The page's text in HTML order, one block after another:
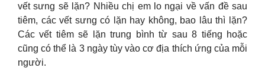
vết sưng sẽ lặn? Nhiều chị em lo ngại về vấn đề sau
tiêm, các vết sưng có lặn hay không, bao lâu thì lặn?
Các vết tiêm sẽ lặn trung bình từ sau 8 tiếng hoặc
cũng có thể là 3 ngày tùy vào cơ địa thích ứng của mỗi
người.